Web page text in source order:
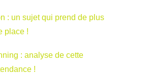
: un sujet qui prend de plus
place !
: analyse de cette
!